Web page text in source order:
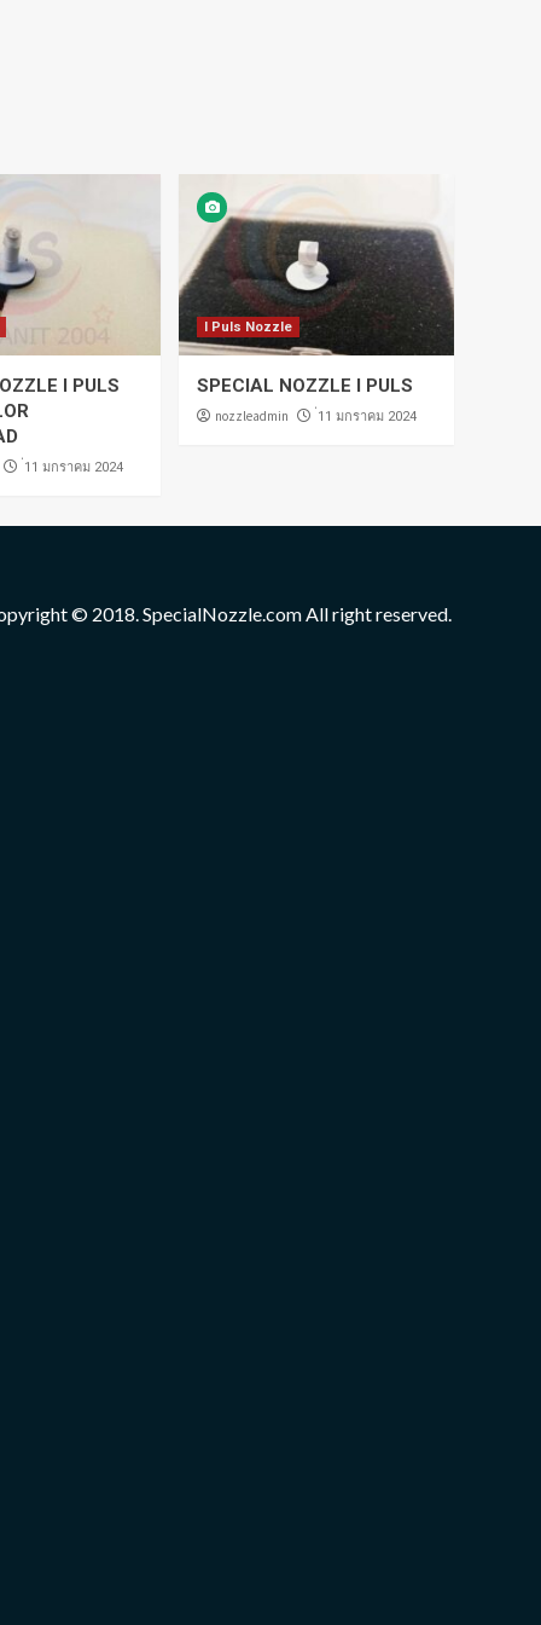
I PULS
่11 มกราคม 2024
I Puls Nozzle
SPECIAL NOZZLE I PULS
nozzleadmin ่11 มกราคม 2024
© 2018. SpecialNozzle.com All right reserved.